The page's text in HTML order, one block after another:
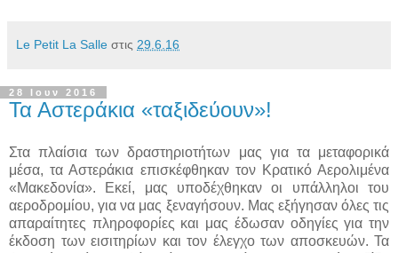
Le Petit La Salle στις 29.6.16
28 Ιουν 2016
Τα Αστεράκια «ταξιδεύουν»!
Στα πλαίσια των δραστηριοτήτων μας για τα μεταφορικά
μέσα, τα Αστεράκια επισκέφθηκαν τον Κρατικό Αερολιμένα
«Μακεδονία». Εκεί, μας υποδέχθηκαν οι υπάλληλοι του
αεροδρομίου, για να μας ξεναγήσουν. Μας εξήγησαν όλες τις
απαραίτητες πληροφορίες και μας έδωσαν οδηγίες για την
έκδοση των εισιτηρίων και τον έλεγχο των αποσκευών. Τα